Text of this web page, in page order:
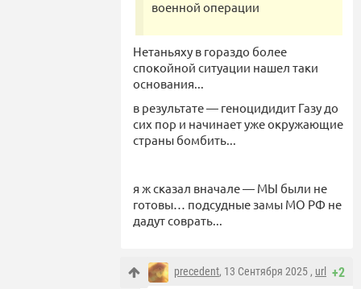
военной операции
Нетаньяху в гораздо более
спокойной ситуации нашел таки
основания...
в результате — геноцидидит Газу до
сих пор и начинает уже окружающие
страны бомбить...
я ж сказал вначале — МЫ были не
готовы… подсудные замы МО РФ не
дадут соврать...
+2
precedent, 13 Сентября 2025 , url